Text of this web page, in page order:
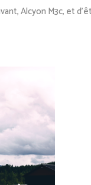
Alcyon M3c, et